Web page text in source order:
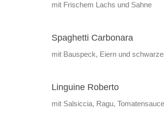
mit Frischem Lachs und Sahne
Spaghetti Carbonara
mit Bauspeck, Eiern und
Linguine Roberto
mit Salsiccia, Ragu,